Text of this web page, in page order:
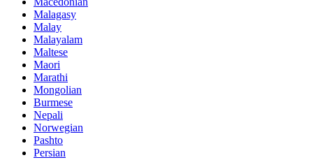
Malagasy
Malay
Malayalam
Maltese
Maori
Marathi
Mongolian
Burmese
Nepali
Norwegian
Pashto
Persian